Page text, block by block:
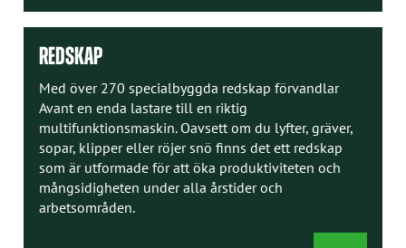
REDSKAP
Med över 270 specialbyggda redskap förvandlar
Avant en enda lastare till en riktig
multifunktionsmaskin. Oavsett om du lyfter, gräver,
sopar, klipper eller röjer snö finns det ett redskap
som är utformade för att öka produktiviteten och
mångsidigheten under alla årstider och
arbetsområden.